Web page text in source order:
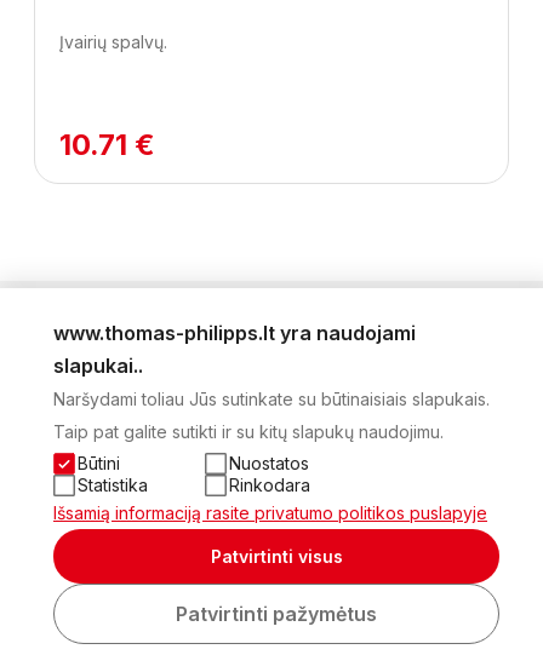
Įvairių spalvų.
10.71 €
NAUJIENLAIŠKIS
APIE MUS
KONTAKTAI
PRIVATUMO POLITIKA
SĄSKAITA
2026 Visos teisės saugomos © UAB Thomas Philips Baltex
Sukurta:
www.thomas-philipps.lt yra naudojami
slapukai..
Naršydami toliau Jūs sutinkate su būtinaisiais slapukais.
Taip pat galite sutikti ir su kitų slapukų naudojimu.
Būtini
Nuostatos
Statistika
Rinkodara
Išsamią informaciją rasite privatumo politikos puslapyje
Patvirtinti visus
Patvirtinti pažymėtus